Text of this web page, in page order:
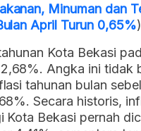
Minuman dan
April Turun 0,65%)
Kota Bekasi
Angka ini tidak
tahunan bulan
Secara historis,
Kota Bekasi pernah